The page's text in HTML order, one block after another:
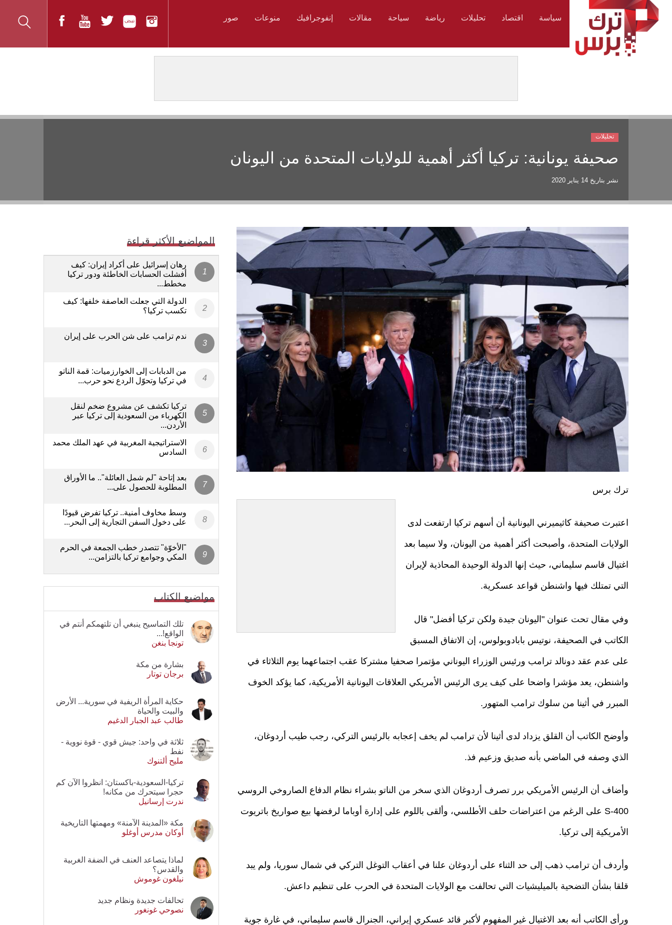
سياسة اقتصاد تحليلات رياضة سياحة مقالات إنفوجرافيك منوعات صور
صحيفة يونانية: تركيا أكثر أهمية للولايات المتحدة من اليونان
نشر بتاريخ 14 يناير 2020
تحليلات
ترك برس
اعتبرت صحيفة كاثيميرني اليونانية أن أسهم تركيا ارتفعت لدى
الولايات المتحدة، وأصبحت أكثر أهمية من اليونان، ولا سيما بعد
اغتيال قاسم سليماني، حيث إنها الدولة الوحيدة المحاذية لإيران
التي تمتلك فيها واشنطن قواعد عسكرية.
وفي مقال تحت عنوان "اليونان جيدة ولكن تركيا أفضل" قال
الكاتب في الصحيفة، نوتيس بابادوبولوس، إن الاتفاق المسبق
على عدم عقد دونالد ترامب ورئيس الوزراء اليوناني مؤتمرا صحفيا مشتركا عقب اجتماعهما يوم الثلاثاء في
واشنطن، يعد مؤشرا واضحا على كيف يرى الرئيس الأمريكي العلاقات اليونانية الأمريكية، كما يؤكد الخوف
المبرر في أثينا من سلوك ترامب المتهور.
وأوضح الكاتب أن القلق يزداد لدى أثينا لأن ترامب لم يخف إعجابه بالرئيس التركي، رجب طيب أردوغان،
الذي وصفه في الماضي بأنه صديق وزعيم فذ.
وأضاف أن الرئيس الأمريكي برر تصرف أردوغان الذي سخر من الناتو بشراء نظام الدفاع الصاروخي الروسي
S-400 على الرغم من اعتراضات حلف الأطلسي، وألقى باللوم على إدارة أوباما لرفضها بيع صواريخ باتريوت
الأمريكية إلى تركيا.
وأردف أن ترامب ذهب إلى حد الثناء على أردوغان علنا ​​في أعقاب التوغل التركي في شمال سوريا، ولم يبد
قلقا بشأن التضحية بالميليشيات التي تحالفت مع الولايات المتحدة في الحرب على تنظيم داعش.
ورأى الكاتب أنه بعد الاغتيال غير المفهوم لأكبر قائد عسكري إيراني، الجنرال قاسم سليماني، في غارة جوية
المواضيع الأكثر قراءة
رهان إسرائيل على أكراد إيران: كيف
أفشلت الحسابات الخاطئة ودور تركيا
مخطط...
الدولة التي جعلت العاصفة خلفها: كيف
تكسب تركيا؟
ندم ترامب على شن الحرب على إيران
من الدبابات إلى الخوارزميات: قمة الناتو
في تركيا وتحوّل الردع نحو حرب...
تركيا تكشف عن مشروع ضخم لنقل
الكهرباء من السعودية إلى تركيا عبر
الأردن...
الاستراتيجية المغربية في عهد الملك محمد
السادس
بعد إتاحة "لم شمل العائلة".. ما الأوراق
المطلوبة للحصول على...
وسط مخاوف أمنية.. تركيا تفرض قيودًا
على دخول السفن التجارية إلى البحر...
"الأخوّة" تتصدر خطب الجمعة في الحرم
المكي وجوامع تركيا بالتزامن...
مواضيع الكتاب
تلك التماسيح ينبغي أن تلتهمكم أنتم في
الواقع!...
تونجا بنغن
بشارة من مكة
برجان توتار
حكاية المرأة الريفية في سورية... الأرض
والبيت والحياة
طالب عبد الجبار الدغيم
ثلاثة في واحد: جيش قوي - قوة نووية -
نفط
مليح ألتنوك
تركيا-السعودية-باكستان: انظروا الآن كم
حجرا سيتحرك من مكانه!
ندرت إرسانيل
مكة «المدينة الآمنة» ومهمتها التاريخية
أوكان مدرس أوغلو
لماذا يتصاعد العنف في الضفة الغربية
والقدس؟
نيلغون غوموش
تحالفات جديدة ونظام جديد
نصوحي غونغور